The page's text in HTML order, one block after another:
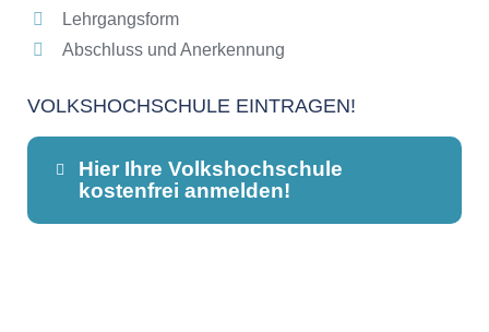
Lehrgangsform
Abschluss und Anerkennung
VOLKSHOCHSCHULE EINTRAGEN!
Hier Ihre Volkshochschule
kostenfrei anmelden!